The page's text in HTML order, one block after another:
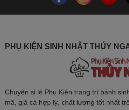
PHỤ KIỆN SINH NHẬT THÚY
Chuyên sỉ lẻ Phụ Kiện trang trí bánh
mã, giá cả hợp lý, chất lượng tốt nhất